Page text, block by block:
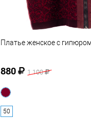
Платье женское с
880 1 100
50